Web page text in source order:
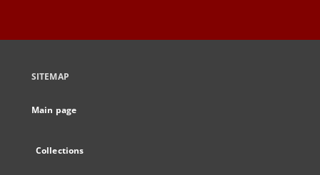
SITEMAP
Main page
Collections